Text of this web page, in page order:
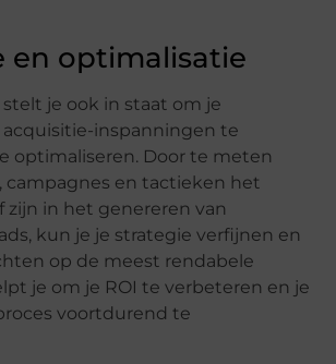
en optimalisatie
je ook in staat om je
inspanningen te
optimaliseren. Door te meten
campagnes en tactieken het
zijn in het genereren van
kun je je strategie verfijnen en
op de meest rendabele
je om je ROI te verbeteren en je
voortdurend te